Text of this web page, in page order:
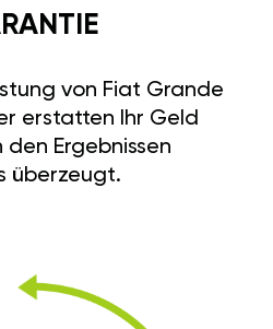
von Fiat Grande
erstatten Ihr Geld
den Ergebnissen
überzeugt.